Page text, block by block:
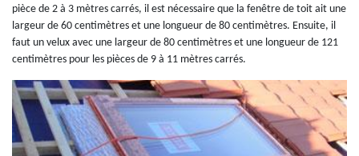
pièce de 2 à 3 mètres carrés, il est nécessaire que la fenêtre de toit ait une
largeur de 60 centimètres et une longueur de 80 centimètres. Ensuite, il
faut un velux avec une largeur de 80 centimètres et une longueur de 121
centimètres pour les pièces de 9 à 11 mètres carrés.